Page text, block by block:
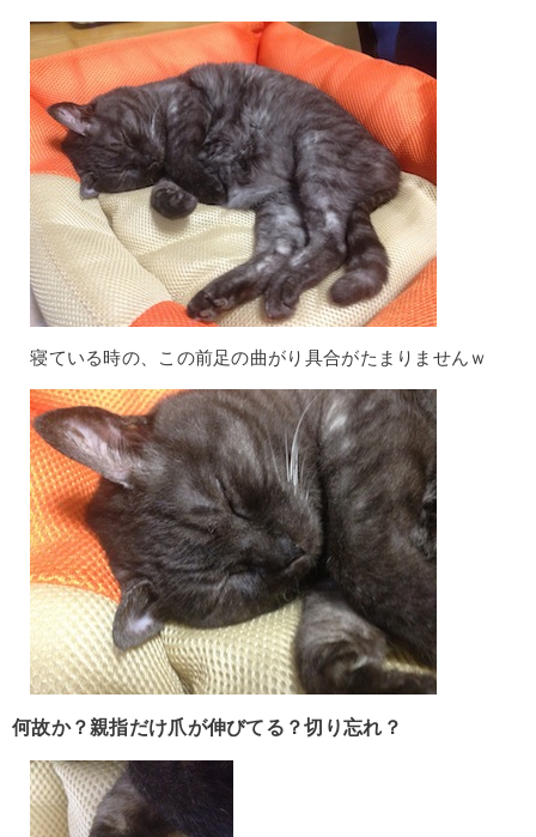
寝ている時の、この前足の曲がり具合がたまりませんｗ
何故か？親指だけ爪が伸びてる？切り忘れ？